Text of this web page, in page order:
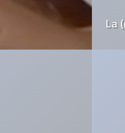
llega a The Simpsons